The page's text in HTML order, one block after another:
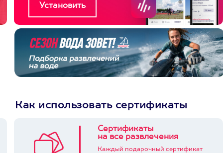
Как использовать сертификаты
Сертификаты
на все развлечения
Каждый подарочный сертификат